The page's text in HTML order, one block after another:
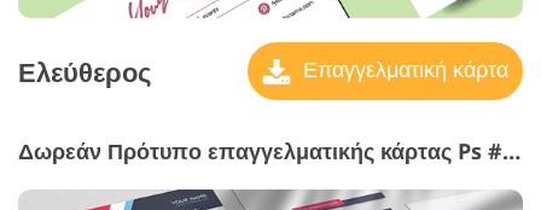
Ελεύθερος Επαγγελματική κάρτα
Δωρεάν Πρότυπο επαγγελματικής κάρτας Ps #4 "Modern Styling"